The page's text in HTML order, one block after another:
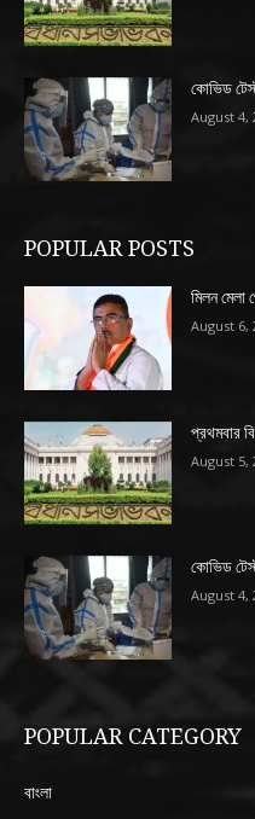
কোভিড
August 4,
POPULAR POSTS
মিলন মেলা
August 6,
প্রথমবার
August 5,
কোভিড
August 4,
POPULAR CATEGORY
বাংলা